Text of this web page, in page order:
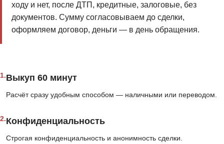
ходу и нет, после ДТП, кредитные, залоговые, без
документов. Сумму согласовываем до сделки,
оформляем договор, деньги — в день обращения.
1.Выкуп 60 минут
Расчёт сразу удобным способом — наличными или переводом.
2.Конфиденциальность
Строгая конфиденциальность и анонимность сделки.